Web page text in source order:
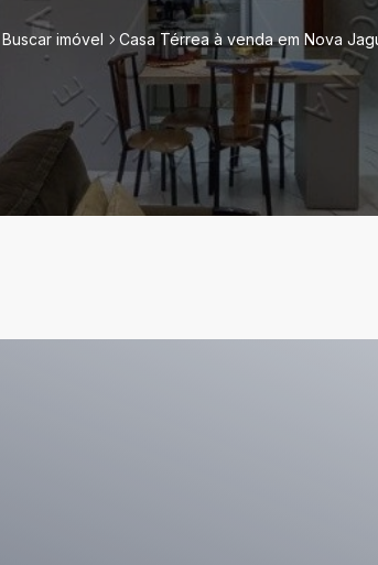
Buscar imóvel Casa Térrea à venda em Nova